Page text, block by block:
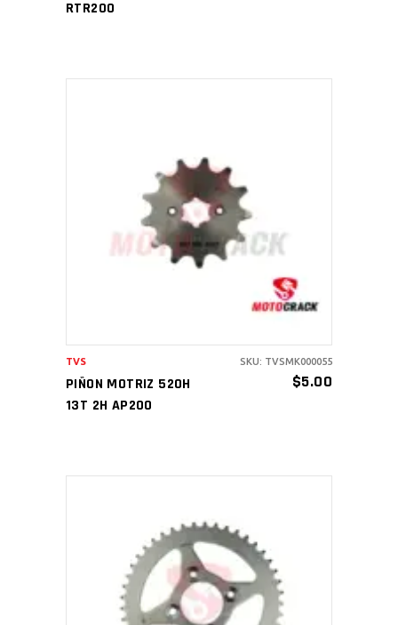
RTR200
AÑADIR AL CARRITO
PIÑON MOTRIZ 520H
13T 2H AP200
$5.00
TVS SKU: TVSMK000055
AÑADIR AL CARRITO